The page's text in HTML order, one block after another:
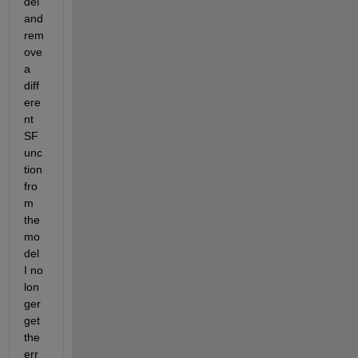
and
rem
ove
a
diff
ere
nt
SF
unc
tion
fro
m
the
mo
del
I no
lon
ger
get
the
err